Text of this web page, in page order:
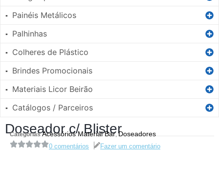
▪ Painéis Metálicos
▪ Palhinhas
▪ Colheres de Plástico
▪ Brindes Promocionais
▪ Materiais Licor Beirão
▪ Catálogos / Parceiros
Doseador c/ Blister
Categorias Acessórios Material Bar,Doseadores
0 comentários Fazer um comentário